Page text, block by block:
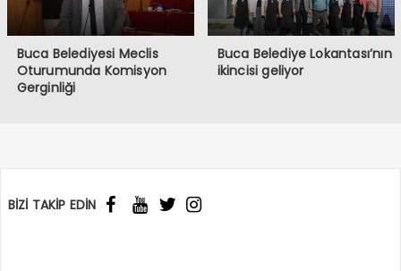
Buca Belediyesi Meclis
Oturumunda Komisyon
Gerginliği
Buca Belediye Lokantası’nın
ikincisi geliyor
BİZİ TAKİP EDİN